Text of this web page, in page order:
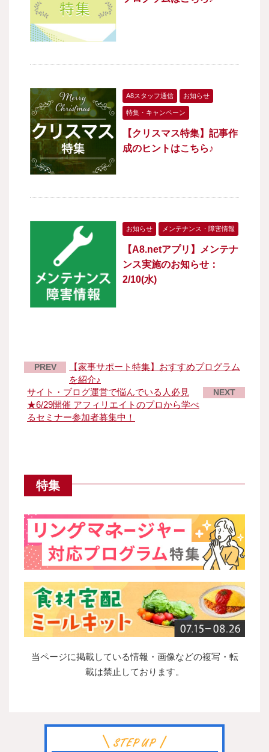
A8スタッフ通信 お知らせ
特集・キャンペーン
【クリスマス特集】記事作
成のヒントはこちら♪
お知らせ メンテナンス・障害情報
【A8.netアプリ】メンテナ
ンス実施のお知らせ：
2/10(水)
PREV
【家事サポート特集】おすすめプログラム
を紹介♪
サイト・ブログ運営で悩んでいる人必見
★6/29開催 アフィリエイトのプロから学べ
るセミナー参加者募集中！
NEXT
特集
当ページに掲載している情報・画像などの複写・転
載は禁止しております。